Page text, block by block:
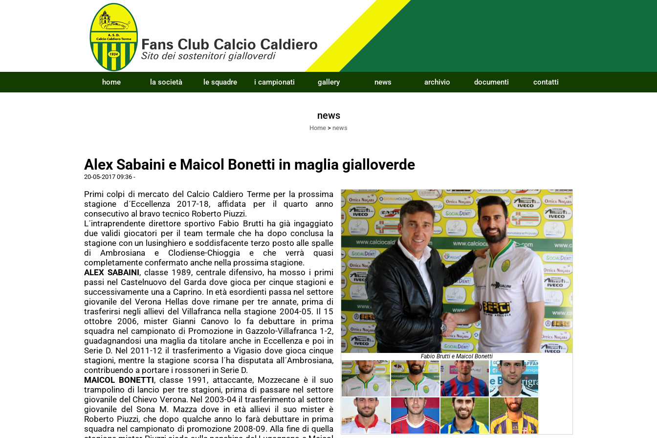
home la società le squadre i campionati gallery news archivio documenti contatti
news
Home > news
Alex Sabaini e Maicol Bonetti in maglia gialloverde
20-05-2017 09:36 -
Fabio Brutti e Maicol Bonetti
Primi colpi di mercato del Calcio Caldiero Terme per la prossima
stagione d´Eccellenza 2017-18, affidata per il quarto anno
consecutivo al bravo tecnico Roberto Piuzzi.
L´intraprendente direttore sportivo Fabio Brutti ha già ingaggiato
due validi giocatori per il team termale che ha dopo conclusa la
stagione con un lusinghiero e soddisfacente terzo posto alle spalle
di Ambrosiana e Clodiense-Chioggia e che verrà quasi
completamente confermato anche nella prossima stagione.
ALEX SABAINI, classe 1989, centrale difensivo, ha mosso i primi
passi nel Castelnuovo del Garda dove gioca per cinque stagioni e
successivamente una a Caprino. In età esordienti passa nel settore
giovanile del Verona Hellas dove rimane per tre annate, prima di
trasferirsi negli allievi del Villafranca nella stagione 2004-05. Il 15
ottobre 2006, mister Gianni Canovo lo fa debuttare in prima
squadra nel campionato di Promozione in Gazzolo-Villafranca 1-2,
guadagnandosi una maglia da titolare anche in Eccellenza e poi in
Serie D. Nel 2011-12 il trasferimento a Vigasio dove gioca cinque
stagioni, mentre la stagione scorsa l´ha disputata all´Ambrosiana,
contribuendo a portare i rossoneri in Serie D.
MAICOL BONETTI, classe 1991, attaccante, Mozzecane è il suo
trampolino di lancio per tre stagioni, prima di passare nel settore
giovanile del Chievo Verona. Nel 2003-04 il trasferimento al settore
giovanile del Sona M. Mazza dove in età allievi il suo mister è
Roberto Piuzzi, che dopo qualche anno lo farà debuttare in prima
squadra nel campionato di promozione 2008-09. Alla fine di quella